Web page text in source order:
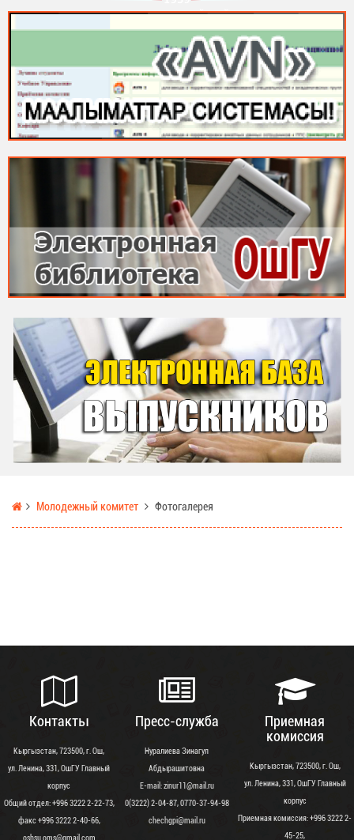
Молодежный комитет Фотогалерея
Контакты
Кыргызстан, 723500, г. Ош,
ул. Ленина, 331, ОшГУ Главный
корпус
Общий отдел: +996 3222 2-22-73,
факс +996 3222 2-40-66,
oshsu.oms@gmail.com
Пресс-служба
Нуралиева Зинагул
Абдырашитовна
Е-mail: zinur11@mail.ru
0(3222) 2-04-87, 0770-37-94-98
chechgpi@mail.ru
Приемная
комиссия
Кыргызстан, 723500, г. Ош,
ул. Ленина, 331, ОшГУ Главный
корпус
Приемная комиссия: +996 3222 2-
45-25,